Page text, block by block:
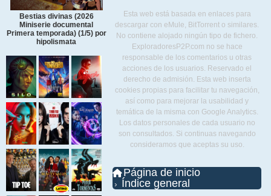
Bestias divinas (2026
Miniserie documental
Primera temporada) (1/5) por
hipolismata
Esta web está basada en enlaces para
descargar con eMule, BitTorrent o similares.
No contiene alojado ningún tipo de fichero.
ExploradoresP2P.com no se hace
responsable de los comentarios u otras
acciones de los usuarios. Reservado el
derecho de admisión. Esta web inserta
cookies propias para facilitar tu navegación,
así como para mejorar la usabilidad y
temática de la misma con Google Analytics.
Los datos personales de cada usuario no
son consultados. Si continuas navegando
consideramos que aceptas su uso.
Página de inicio
Índice general